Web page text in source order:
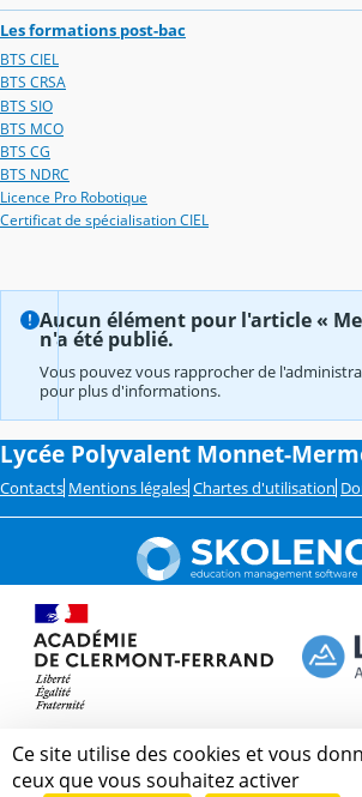
Les formations post-bac
BTS CIEL
BTS CRSA
BTS SIO
BTS MCO
BTS CG
BTS NDRC
Licence Pro Robotique
Certificat de spécialisation CIEL
Aucun élément pour l'article «
n'a été publié.
Vous pouvez vous rapprocher de
pour plus d'informations.
Lycée Polyvalent Monnet-
Contacts Mentions légales Chartes d'utilisation
Ce site utilise des cookies et vous
ceux que vous souhaitez activer